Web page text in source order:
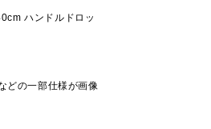
ハンドルドロッ
どの一部仕様が画像